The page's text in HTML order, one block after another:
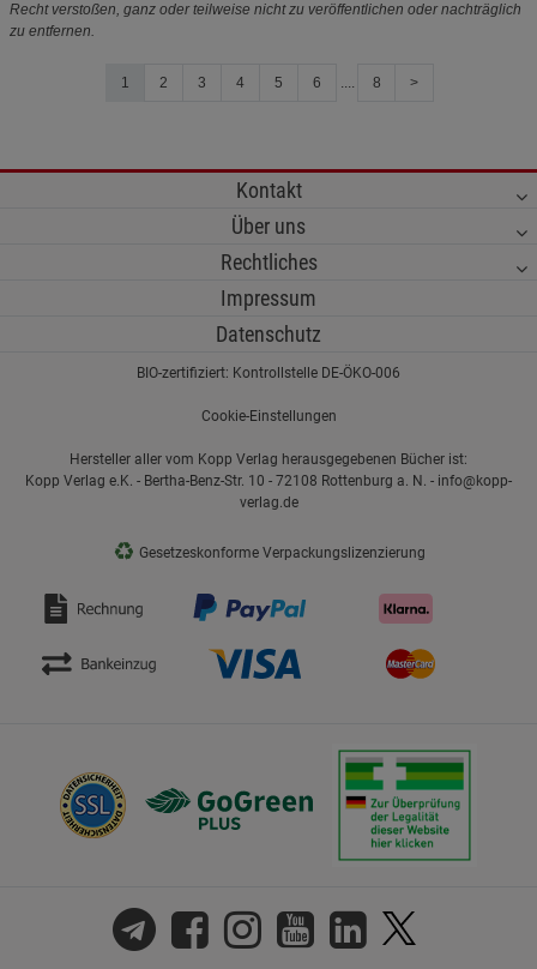
Recht verstoßen, ganz oder teilweise nicht zu veröffentlichen oder nachträglich
zu entfernen.
1 2 3 4 5 6 .... 8 >
Kontakt
Über uns
Rechtliches
Impressum
Datenschutz
BIO-zertifiziert: Kontrollstelle DE-ÖKO-006
Cookie-Einstellungen
Hersteller aller vom Kopp Verlag herausgegebenen Bücher ist:
Kopp Verlag e.K. - Bertha-Benz-Str. 10 - 72108 Rottenburg a. N. - info@kopp-
verlag.de
♻ Gesetzeskonforme Verpackungslizenzierung